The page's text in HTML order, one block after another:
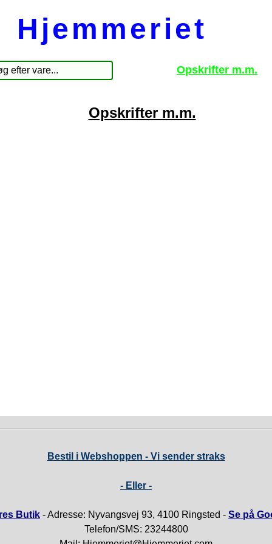
Hjemmeriet
Opskrifter m.m.
Opskrifter m.m.
Bestil i Webshoppen - Vi sender straks
- Eller -
Butik - Adresse: Nyvangsvej 93, 4100 Ringsted - Se på
Telefon/SMS: 23244800